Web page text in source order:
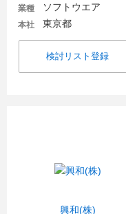
業種 ソフトウエア
本社 東京都
検討リスト登録
興和(株)